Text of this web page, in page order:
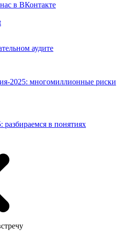
в ВКонтакте
аудите
2025: многомиллионные риски
в понятиях